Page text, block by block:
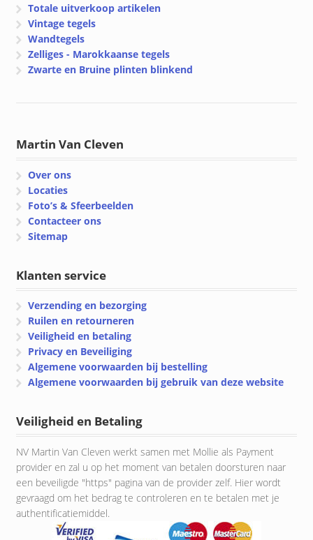
Totale uitverkoop artikelen
Vintage tegels
Wandtegels
Zelliges - Marokkaanse tegels
Zwarte en Bruine plinten blinkend
Martin Van Cleven
Over ons
Locaties
Foto’s & Sfeerbeelden
Contacteer ons
Sitemap
Klanten service
Verzending en bezorging
Ruilen en retourneren
Veiligheid en betaling
Privacy en Beveiliging
Algemene voorwaarden bij bestelling
Algemene voorwaarden bij gebruik van deze website
Veiligheid en Betaling
NV Martin Van Cleven werkt samen met Mollie als Payment
provider en zal u op het moment van betalen doorsturen naar
een beveiligde "https" pagina van de provider zelf. Hier wordt
gevraagd om het bedrag te controleren en te betalen met je
authentificatiemiddel.